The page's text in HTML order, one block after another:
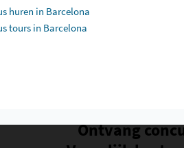
huren in Barcelona
tours in Barcelona
Ontvang